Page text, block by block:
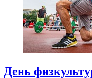
День